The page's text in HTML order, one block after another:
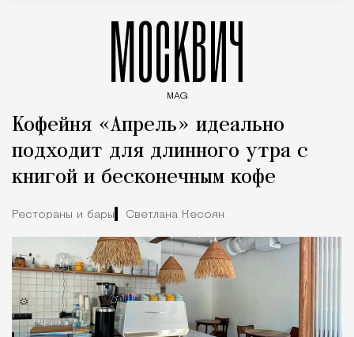
МОСКВИЧ
MAG
Кофейня «Апрель» идеально
подходит для длинного утра с
книгой и бесконечным кофе
Рестораны и бары Светлана Кесоян